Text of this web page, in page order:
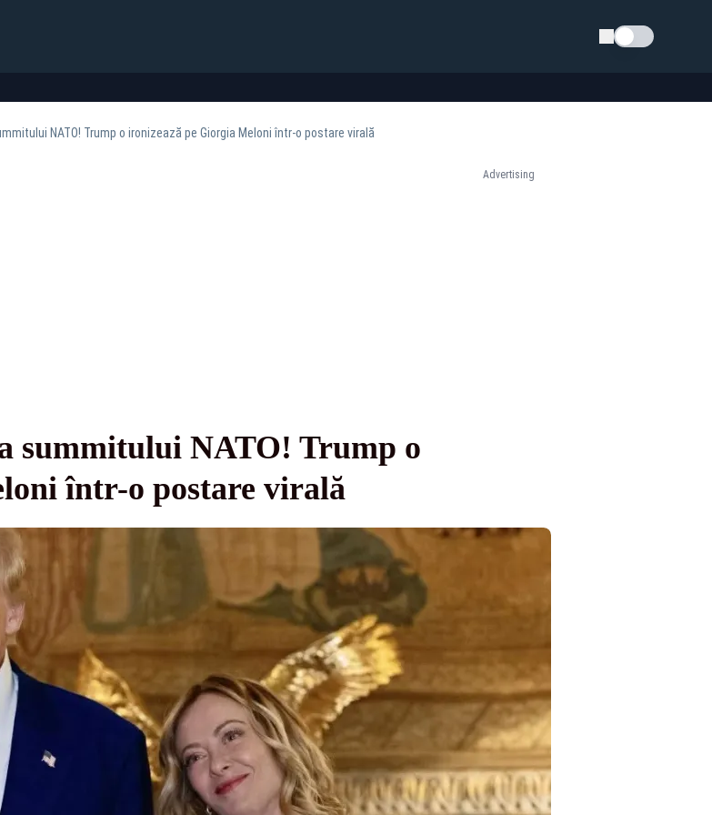
Schimba tema
NATO! Trump o ironizează pe Giorgia Meloni într-o postare virală
Advertising
summitului NATO! Trump o
într-o postare virală